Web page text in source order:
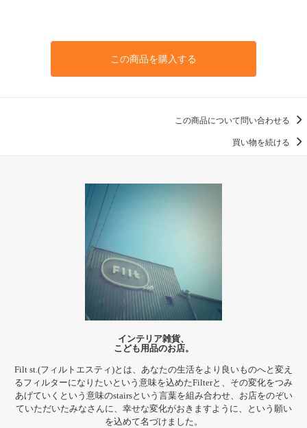
この商品を購入する
この商品について問い合わせる
買い物を続ける
インテリア雑貨、
こども用品のお店。
Filt st.(フィルトエスティ)とは、あなたの生活をより良いものへと変え
るフィルターになりたいという意味を込めたFilterと、その変化をつみ
あげていくという意味のstairsという言葉を組み合わせ、お店をのぞい
ていただいたみなさんに、幸せな変化がおきますように、という願い
を込めて名づけました。